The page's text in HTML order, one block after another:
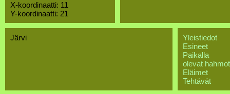
X-koordinaatti: 11
Y-koordinaatti: 21
Järvi
Yleistiedot
Esineet
Paikalla
olevat hahmot
Eläimet
Tehtävät